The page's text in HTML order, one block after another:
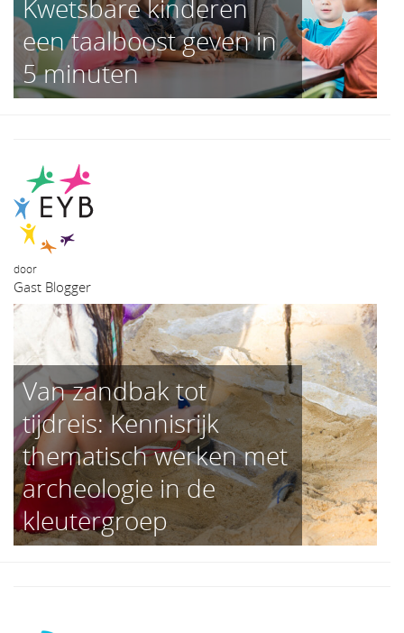
Kwetsbare kinderen
een taalboost geven in
5 minuten
door
Gast Blogger
Van zandbak tot
tijdreis: Kennisrijk
thematisch werken met
archeologie in de
kleutergroep